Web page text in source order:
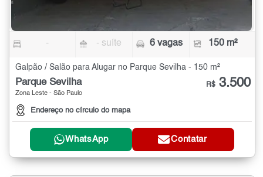
- - suíte 6 vagas 150 m²
Galpão / Salão para Alugar no Parque Sevilha - 150 m²
Parque Sevilha
Zona Leste - São Paulo
Endereço no círculo do mapa
R$ 3.500
WhatsApp Contatar